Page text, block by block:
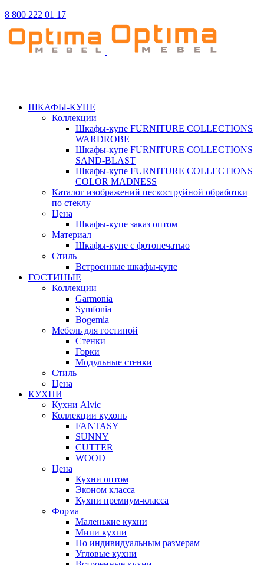
8 800 222 01 17
ШКАФЫ-КУПЕ
Коллекции
Шкафы-купе FURNITURE COLLECTIONS
WARDROBE
Шкафы-купе FURNITURE COLLECTIONS
SAND-BLAST
Шкафы-купе FURNITURE COLLECTIONS
COLOR MADNESS
Каталог изображений пескоструйной обработки
по стеклу
Цена
Шкафы-купе заказ оптом
Материал
Шкафы-купе с фотопечатью
Стиль
Встроенные шкафы-купе
ГОСТИНЫЕ
Коллекции
Garmonia
Symfonia
Bogemia
Мебель для гостиной
Стенки
Горки
Модульные стенки
Стиль
Цена
КУХНИ
Кухни Alvic
Коллекции кухонь
FANTASY
SUNNY
CUTTER
WOOD
Цена
Кухни оптом
Эконом класса
Кухни премиум-класса
Форма
Маленькие кухни
Мини кухни
По индивидуальным размерам
Угловые кухни